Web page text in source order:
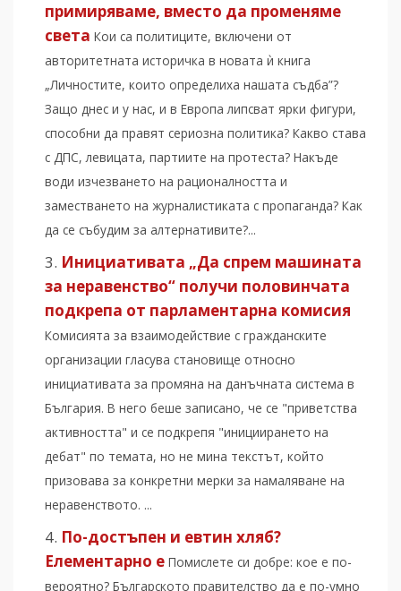
примиряваме, вместо да променяме
света Кои са политиците, включени от
авторитетната историчка в новата ѝ книга
„Личностите, които определиха нашата съдба”?
Защо днес и у нас, и в Европа липсват ярки фигури,
способни да правят сериозна политика? Какво става
с ДПС, левицата, партиите на протеста? Накъде
води изчезването на рационалността и
заместването на журналистиката с пропаганда? Как
да се събудим за алтернативите?...
Инициативата „Да спрем машината
за неравенство“ получи половинчата
подкрепа от парламентарна комисия
Комисията за взаимодействие с гражданските
организации гласува становище относно
инициативата за промяна на данъчната система в
България. В него беше записано, че се "приветства
активността" и се подкрепя "инициирането на
дебат" по темата, но не мина текстът, който
призовава за конкретни мерки за намаляване на
неравенството. ...
По-достъпен и евтин хляб?
Елементарно е Помислете си добре: кое е по-
вероятно? Българското правителство да е по-умно